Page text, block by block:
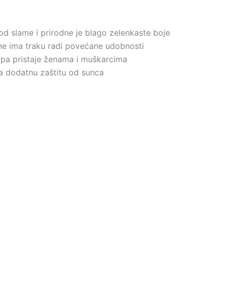
slame i prirodne je blago zelenkaste boje
ima traku radi povećane udobnosti
pristaje ženama i muškarcima
dodatnu zaštitu od sunca